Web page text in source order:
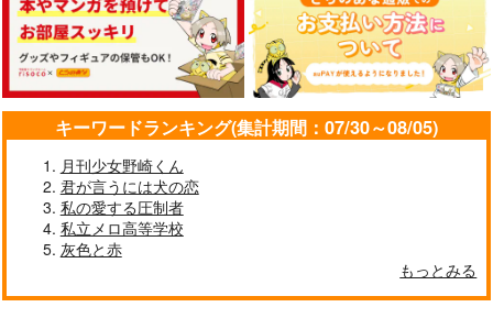
キーワードランキング(集計期間：07/30～08/05)
月刊少女野崎くん
君が言うには犬の恋
私の愛する圧制者
私立メロ高等学校
灰色と赤
もっとみる